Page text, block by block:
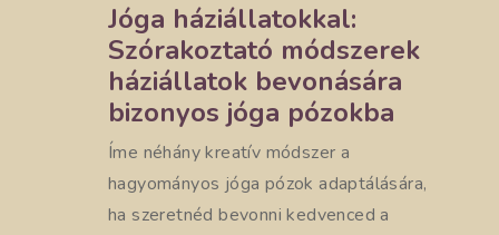
Jóga háziállatokkal:
Szórakoztató módszerek
háziállatok bevonására
bizonyos jóga pózokba
Íme néhány kreatív módszer a
hagyományos jóga pózok adaptálására,
ha szeretnéd bevonni kedvenced a